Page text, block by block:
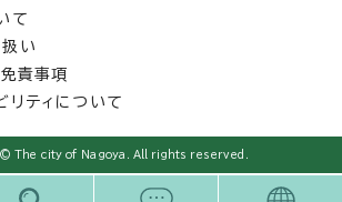
て
い
免責事項
リティについて
The city of Nagoya. All rights reserved.